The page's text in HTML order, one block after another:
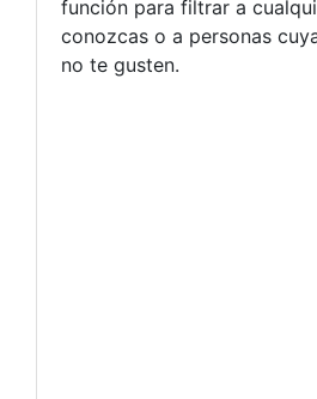
función para filtrar a
conozcas o a personas
no te gusten.